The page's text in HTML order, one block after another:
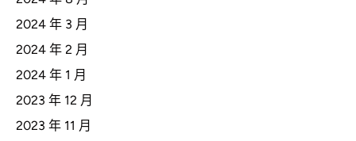
2024 年 3 月
2024 年 2 月
2024 年 1 月
2023 年 12 月
2023 年 11 月